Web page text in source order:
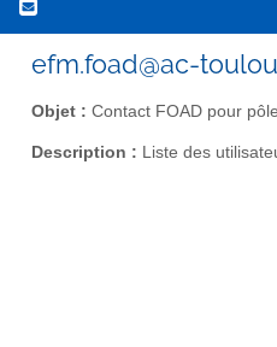
efm.foad@ac-
Objet : Contact FOAD pour
Description : Liste des